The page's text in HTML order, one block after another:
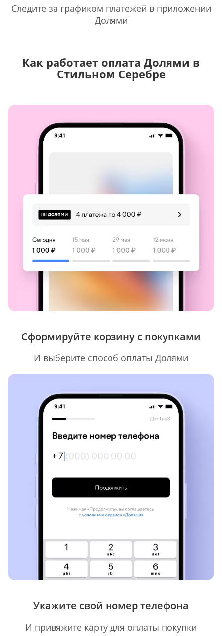
Следите за графиком платежей в приложении
Долями
Как работает оплата Долями в
Стильном Серебре
Сформируйте корзину с покупками
И выберите способ оплаты Долями
Укажите свой номер телефона
И привяжите карту для оплаты покупки